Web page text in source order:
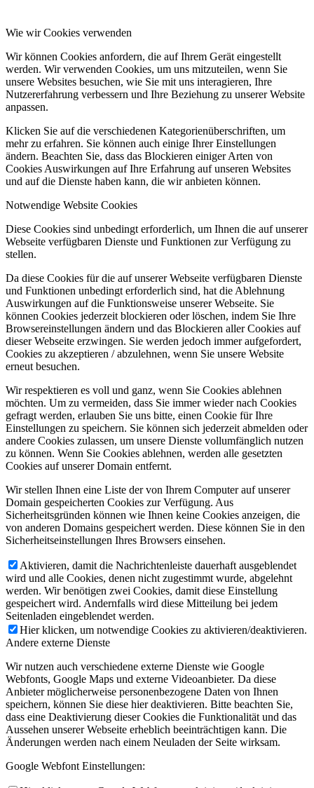
Wie wir Cookies verwenden
Wir können Cookies anfordern, die auf Ihrem Gerät eingestellt
werden. Wir verwenden Cookies, um uns mitzuteilen, wenn Sie
unsere Websites besuchen, wie Sie mit uns interagieren, Ihre
Nutzererfahrung verbessern und Ihre Beziehung zu unserer Website
anpassen.
Klicken Sie auf die verschiedenen Kategorienüberschriften, um
mehr zu erfahren. Sie können auch einige Ihrer Einstellungen
ändern. Beachten Sie, dass das Blockieren einiger Arten von
Cookies Auswirkungen auf Ihre Erfahrung auf unseren Websites
und auf die Dienste haben kann, die wir anbieten können.
Notwendige Website Cookies
Diese Cookies sind unbedingt erforderlich, um Ihnen die auf unserer
Webseite verfügbaren Dienste und Funktionen zur Verfügung zu
stellen.
Da diese Cookies für die auf unserer Webseite verfügbaren Dienste
und Funktionen unbedingt erforderlich sind, hat die Ablehnung
Auswirkungen auf die Funktionsweise unserer Webseite. Sie
können Cookies jederzeit blockieren oder löschen, indem Sie Ihre
Browsereinstellungen ändern und das Blockieren aller Cookies auf
dieser Webseite erzwingen. Sie werden jedoch immer aufgefordert,
Cookies zu akzeptieren / abzulehnen, wenn Sie unsere Website
erneut besuchen.
Wir respektieren es voll und ganz, wenn Sie Cookies ablehnen
möchten. Um zu vermeiden, dass Sie immer wieder nach Cookies
gefragt werden, erlauben Sie uns bitte, einen Cookie für Ihre
Einstellungen zu speichern. Sie können sich jederzeit abmelden oder
andere Cookies zulassen, um unsere Dienste vollumfänglich nutzen
zu können. Wenn Sie Cookies ablehnen, werden alle gesetzten
Cookies auf unserer Domain entfernt.
Wir stellen Ihnen eine Liste der von Ihrem Computer auf unserer
Domain gespeicherten Cookies zur Verfügung. Aus
Sicherheitsgründen können wie Ihnen keine Cookies anzeigen, die
von anderen Domains gespeichert werden. Diese können Sie in den
Sicherheitseinstellungen Ihres Browsers einsehen.
Aktivieren, damit die Nachrichtenleiste dauerhaft ausgeblendet
wird und alle Cookies, denen nicht zugestimmt wurde, abgelehnt
werden. Wir benötigen zwei Cookies, damit diese Einstellung
gespeichert wird. Andernfalls wird diese Mitteilung bei jedem
Seitenladen eingeblendet werden.
Hier klicken, um notwendige Cookies zu aktivieren/deaktivieren.
Andere externe Dienste
Wir nutzen auch verschiedene externe Dienste wie Google
Webfonts, Google Maps und externe Videoanbieter. Da diese
Anbieter möglicherweise personenbezogene Daten von Ihnen
speichern, können Sie diese hier deaktivieren. Bitte beachten Sie,
dass eine Deaktivierung dieser Cookies die Funktionalität und das
Aussehen unserer Webseite erheblich beeinträchtigen kann. Die
Änderungen werden nach einem Neuladen der Seite wirksam.
Google Webfont Einstellungen: